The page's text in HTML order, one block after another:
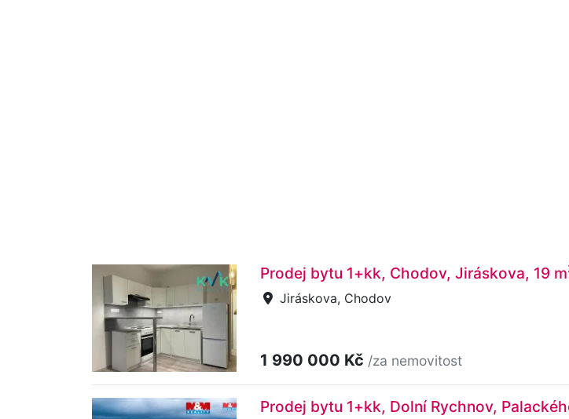
Prodej bytu 1+kk, Chodov, Jiráskova, 19 m
Jiráskova, Chodov
1 990 000 Kč /za nemovitost
Prodej bytu 1+kk, Dolní Rychnov,